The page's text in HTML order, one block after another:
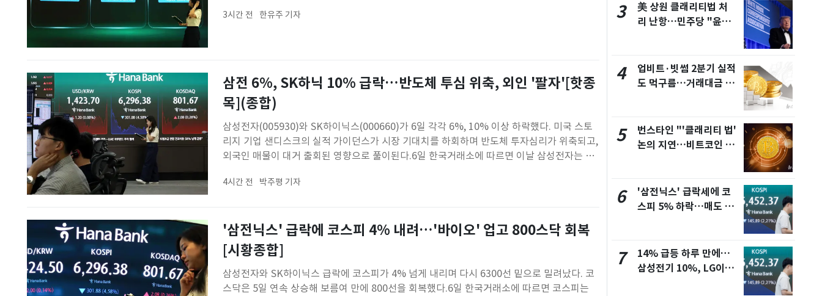
대전 26℃
울산 24℃
제주27
15%, 24% 급등했다. 주가 100만원을 다시 넘기며 '황
3시간 전 한유주 기자
삼전 6%, SK하닉 10% 급락…반도체 투심 위축, 외인 '팔자'[핫종
목](종합)
삼성전자(005930)와 SK하이닉스(000660)가 6일 각각 6%, 10% 이상 하락했다. 미국 스토
리지 기업 샌디스크의 실적 가이던스가 시장 기대치를 하회하며 반도체 투자심리가 위축되고,
외국인 매물이 대거 출회된 영향으로 풀이된다.6일 한국거래소에 따르면 이날 삼성전자는 전
래일 대비 17만 3000원(10.37%) 하락한 149만 50
4시간 전 박주평 기자
'삼전닉스' 급락에 코스피 4% 내려…'바이오' 업고 800스닥 회복
[시황종합]
삼성전자와 SK하이닉스 급락에 코스피가 4% 넘게 내리며 다시 6300선 밑으로 밀려났다. 코
스닥은 5일 연속 상승해 보름여 만에 800선을 회복했다.6일 한국거래소에 따르면 코스피는
3
美 상원 클래리티법 처
리 난항…민주당 "윤리
4
업비트·빗썸 2분기 실적
도 먹구름…거래대금 반
5
번스타인 "'클래리티 법'
논의 지연…비트코인 추
6
'삼전닉스' 급락세에 코
스피 5% 하락…매도 사
7
14% 급등 하루 만에…
삼성전기 10%, LG이노